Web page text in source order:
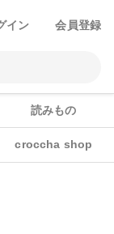
イン 会員登録
読みもの
croccha shop